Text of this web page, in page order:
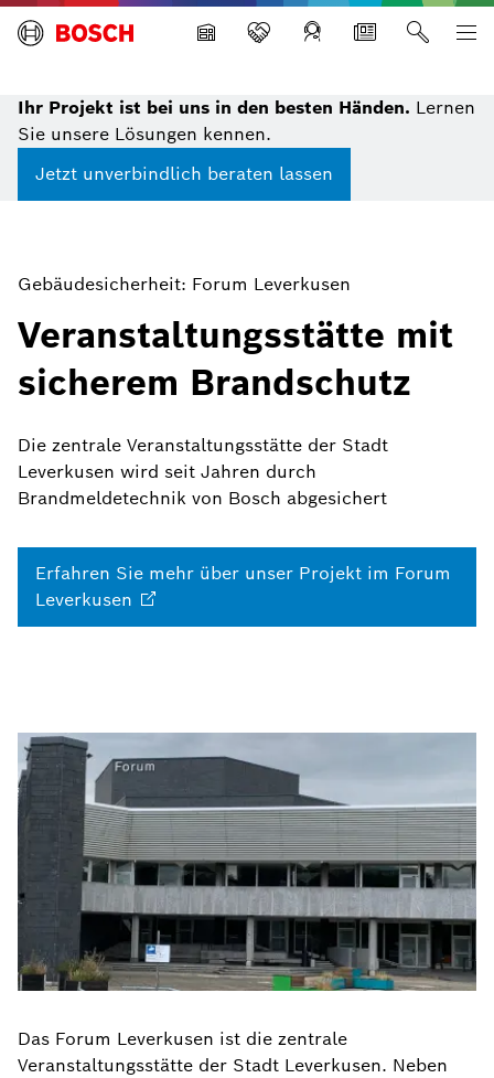
Building Technologies
Ihr Projekt ist bei uns in den besten Händen. Lernen
Sie unsere Lösungen kennen.
Jetzt unverbindlich beraten lassen
Gebäudesicherheit: Forum Leverkusen
Veranstaltungsstätte mit
sicherem Brandschutz
Die zentrale Veranstaltungsstätte der Stadt
Leverkusen wird seit Jahren durch
Brandmeldetechnik von Bosch abgesichert
Erfahren Sie mehr über unser Projekt im Forum
Leverkusen
Das Forum Leverkusen ist die zentrale
Veranstaltungsstätte der Stadt Leverkusen. Neben